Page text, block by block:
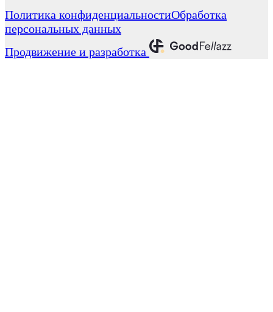
Политика конфиденциальностиОбработка
персональных данных
Продвижение и разработка